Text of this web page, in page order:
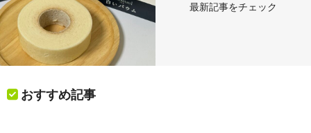
最新記事をチェック
おすすめ記事